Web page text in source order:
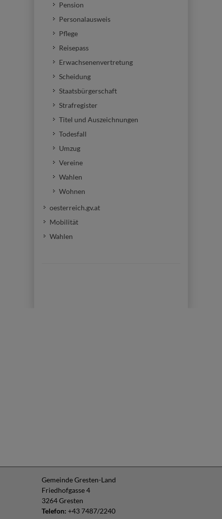
Pension
Personalausweis
Pflege
Reisepass
Erwachsenenvertretung
Scheidung
Staatsbürgerschaft
Strafregister
Titel und Auszeichnungen
Todesfall
Umzug
Vereine
Wahlen
Wohnen
oesterreich.gv.at
Mobilität
Wahlen
Gemeinde Gresten-Land
Friedhofgasse 4
3264 Gresten
Telefon: +43 7487/2240